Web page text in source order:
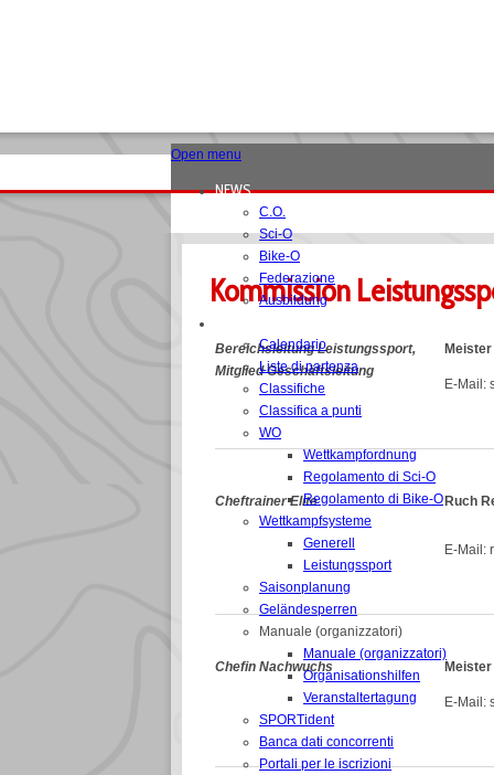
Open menu
NEWS
C.O.
Sci-O
Bike-O
Federazione
Ausbildung
Calendario
Liste di partenza
Classifiche
Classifica a punti
WO
Wettkampfordnung
Regolamento di Sci-O
Regolamento di Bike-O
Wettkampfsysteme
Generell
Leistungssport
Saisonplanung
Geländesperren
Manuale (organizzatori)
Manuale (organizzatori)
Organisationshilfen
Veranstaltertagung
SPORTident
Banca dati concorrenti
Portali per le iscrizioni
Kommission
Bereichsleitung Leistungssport,
Mitglied Geschäftsleitung
E-Mail:
Cheftrainer Elite Ruch
E-Mail:
Chefin Nachwuchs
E-Mail: